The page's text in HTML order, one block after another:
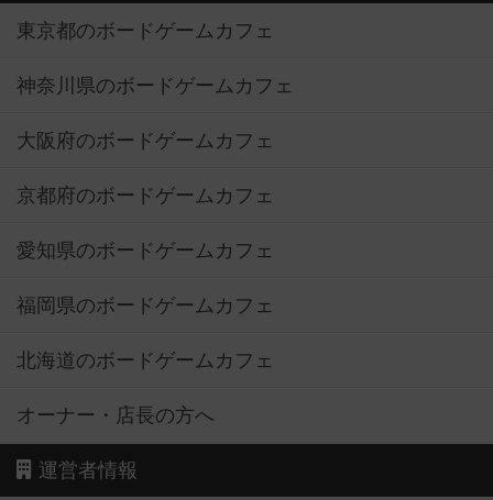
東京都のボードゲームカフェ
神奈川県のボードゲームカフェ
大阪府のボードゲームカフェ
京都府のボードゲームカフェ
愛知県のボードゲームカフェ
福岡県のボードゲームカフェ
北海道のボードゲームカフェ
オーナー・店長の方へ
運営者情報